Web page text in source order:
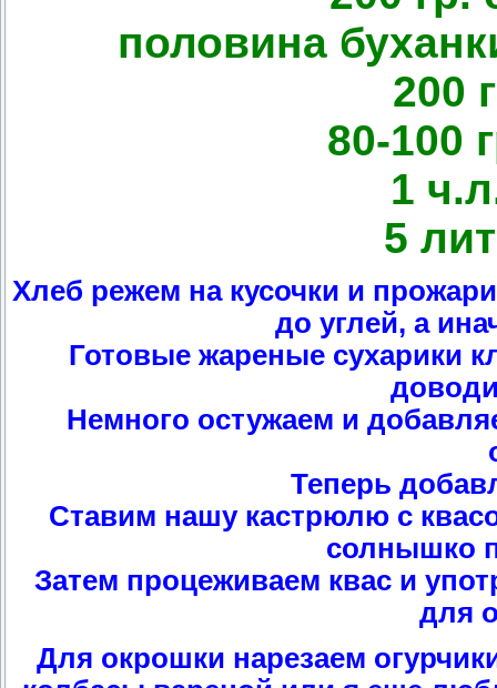
половина
200
80-100
1
5
Хлеб режем на кусочки и
до углей, а
Готовые жареные сухарики
Немного остужаем и
Теперь
Ставим нашу кастрюлю с
солнышко
Затем процеживаем квас и
для
Для окрошки нарезаем